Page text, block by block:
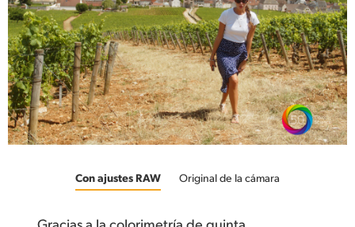
Con ajustes RAW Original de la cámara